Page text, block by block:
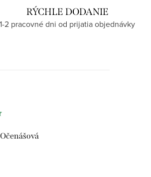
RÝCHLE DODANIE
1-2 pracovné dni od prijatia objednávky